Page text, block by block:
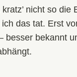
nicht so
das tat. Erst
bekannt